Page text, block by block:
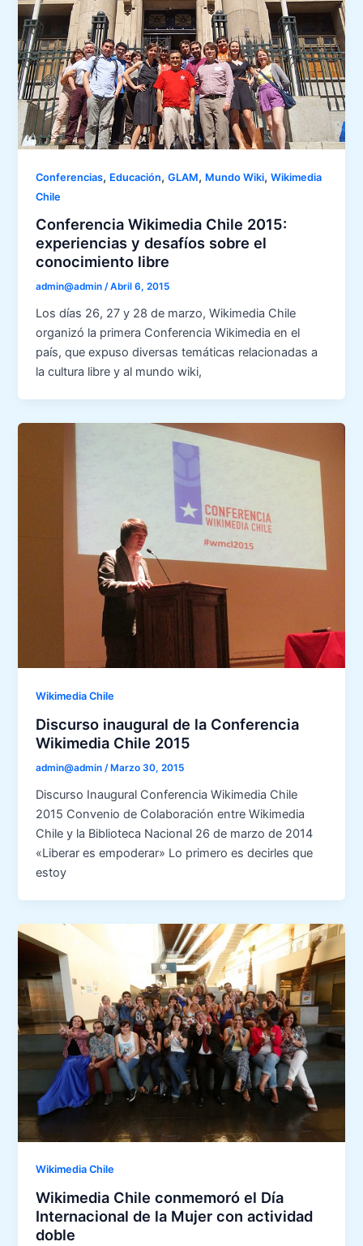
Conferencias, Educación,GLAM, Mundo Wiki,Wikimedia
Chile
Conferencia Wikimedia Chile 2015:
experiencias y desafíos sobre el
conocimiento libre
admin@admin/Abril 6, 2015
Los días 26, 27 y 28 de marzo, Wikimedia Chile
organizó la primera Conferencia Wikimedia en el
país, que expuso diversas temáticas relacionadas a
la cultura libre y al mundo wiki,
Wikimedia Chile
Discurso inaugural de la Conferencia
Wikimedia Chile 2015
admin@admin/ Marzo 30, 2015
Discurso Inaugural Conferencia Wikimedia Chile
2015 Convenio de Colaboración entre Wikimedia
Chile y la Biblioteca Nacional 26 de marzo de 2014
«Liberar es empoderar» Lo primero es decirles que
estoy
Wikimedia Chile
Wikimedia Chile conmemoró el Día
Internacional de la Mujer con actividad
doble